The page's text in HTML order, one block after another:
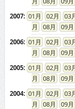
2007: 01 02 03
08
09
2006: 01 02 03
08
09
2005: 01 02 03
08
09
2004: 01 02 03
08
09